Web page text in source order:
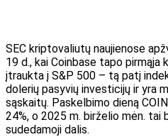
SEC kriptovaliutų naujienose
19 d., kai Coinbase tapo pirmąja
įtraukta į S&P 500 – tą patį
dolerių pasyvių investicijų ir yra
sąskaitų. Paskelbimo dieną
24%, o 2025 m. birželio mėn. tai
sudedamoji dalis.